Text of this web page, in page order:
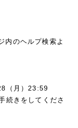
内のヘルプ検索よ
（月）23:59
続きをしてくださ